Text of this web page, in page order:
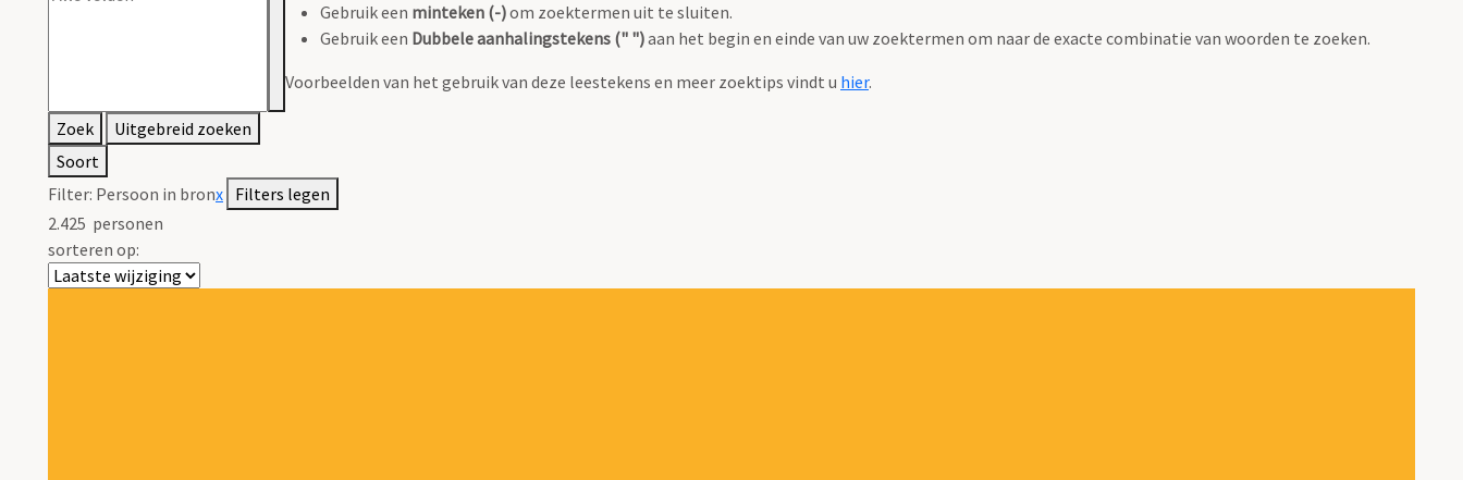
Gebruik een minteken (-)om zoektermen uit te sluiten.
Gebruik een Dubbele aanhalingstekens (" ")aan het begin en einde van uw zoektermen om naar de exacte combinatie van woorden te zoeken.
Voorbeelden van het gebruik van deze leestekens en meer zoektips vindt u hier.
Zoek
Uitgebreid zoeken
Soort
Filter: Persoon in bronx Filters legen
2.425 personen
sorteren op: